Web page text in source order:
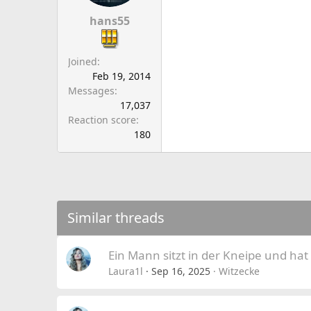
hans55
Joined
Feb 19, 2014
Messages
17,037
Reaction score
180
Similar threads
Ein Mann sitzt in der Kneipe und
Laura1l Sep 16, 2025 Witzecke